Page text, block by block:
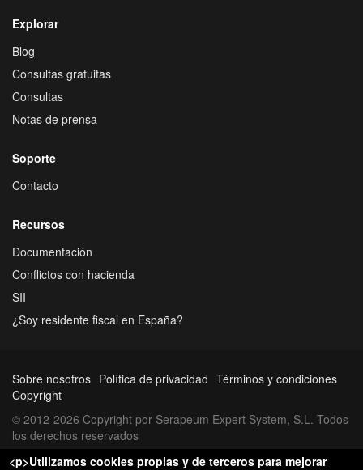
Explorar
Blog
Consultas gratuitas
Consultas
Notas de prensa
Soporte
Contacto
Recursos
Documentación
Conflictos con hacienda
SII
¿Soy residente fiscal en España?
Sobre nosotros Política de privacidad Términos y condiciones
Copyright
© 2012-2026 Copyright por Serapeum Expert System, S.L. Todos
los derechos reservados
<p>Utilizamos cookies propias y de terceros para mejorar